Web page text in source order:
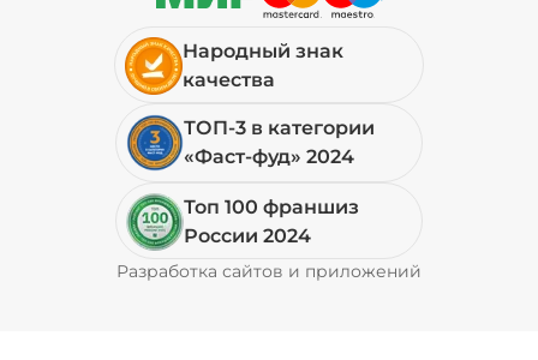
Народный знак
качества
ТОП-3 в категории
«Фаст-фуд» 2024
Топ 100 франшиз
России 2024
Разработка сайтов и приложений
Pyrobyte